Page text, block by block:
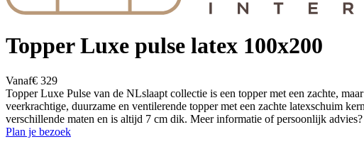
Topper Luxe pulse latex 100x200
Vanaf€ 329
Topper Luxe Pulse van de NLslaapt collectie is een topper met een zachte,
veerkrachtige, duurzame en ventilerende topper met een zachte latexschuim
verschillende maten en is altijd 7 cm dik. Meer informatie of persoonlijk
Plan je bezoek